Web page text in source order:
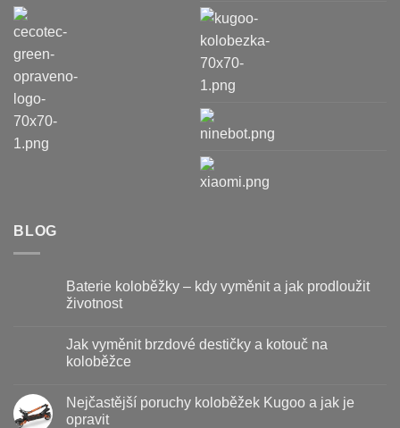
BLOG
Baterie koloběžky – kdy vyměnit a jak prodloužit
životnost
textu
s
koloběžky
kdy
Jak vyměnit brzdové destičky a kotouč na
koloběžce
u
textu
s
Nejčastější poruchy koloběžek Kugoo a jak je
opravit